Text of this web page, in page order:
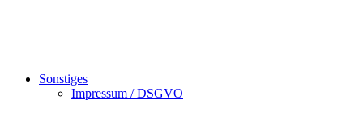
Sonstiges
Impressum / DSGVO